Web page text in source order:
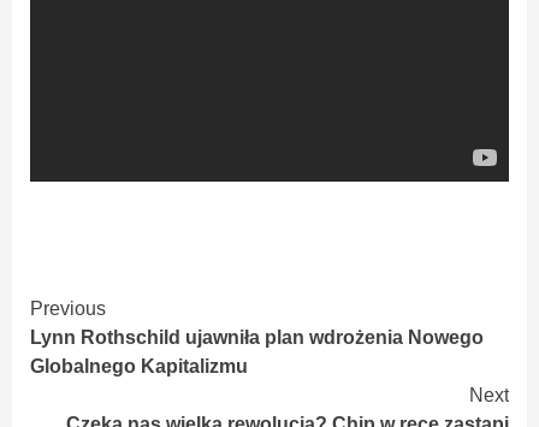
Continue
Reading
Previous
Lynn Rothschild ujawniła plan wdrożenia Nowego
Globalnego Kapitalizmu
Next